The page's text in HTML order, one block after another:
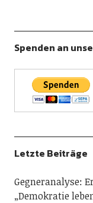
Spenden an
Letzte Beiträge
Gegneranalyse:
„Demokratie